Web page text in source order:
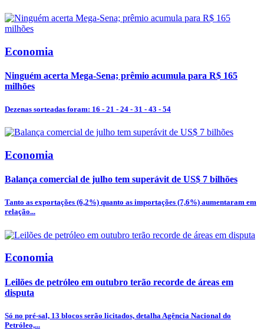
Economia
Ninguém acerta Mega-Sena; prêmio acumula para R$ 165
milhões
Dezenas sorteadas foram: 16 - 21 - 24 - 31 - 43 - 54
Economia
Balança comercial de julho tem superávit de US$ 7 bilhões
Tanto as exportações (6,2%) quanto as importações (7,6%) aumentaram em
relação...
Economia
Leilões de petróleo em outubro terão recorde de áreas em
disputa
Só no pré-sal, 13 blocos serão licitados, detalha Agência Nacional do
Petróleo,...